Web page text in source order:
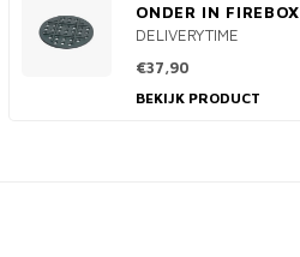
ONDER IN FIREBOX
DELIVERYTIME
€37,90
BEKIJK PRODUCT